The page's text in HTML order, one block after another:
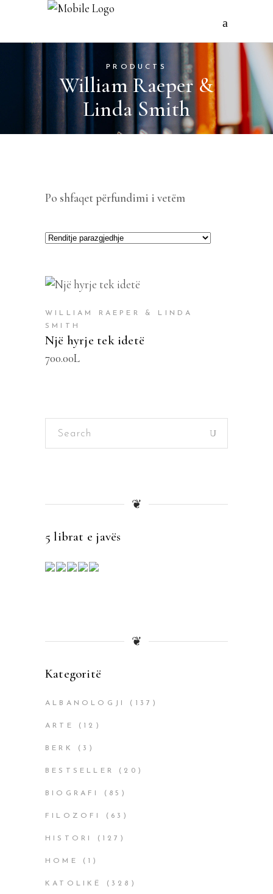
PRODUCTS
William Raeper &
Linda Smith
Po shfaqet përfundimi i vetëm
SHTOJE NË SHPORTË
WILLIAM RAEPER & LINDA
SMITH
Një hyrje tek idetë
700.00L
Search
❦
5 librat e javës
❦
Kategoritë
ALBANOLOGJI (137)
ARTE (12)
BERK (3)
BESTSELLER (20)
BIOGRAFI (85)
FILOZOFI (63)
HISTORI (127)
HOME (1)
KATOLIKË (328)